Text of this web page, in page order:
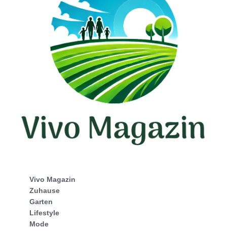
Vivo Magazin
Zuhause
Garten
Lifestyle
Mode